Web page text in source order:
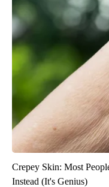
Crepey Skin: Most
Instead (It's Genius)